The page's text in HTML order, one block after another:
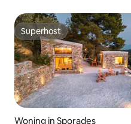
Superhost
Superhost
Woning in Sporades